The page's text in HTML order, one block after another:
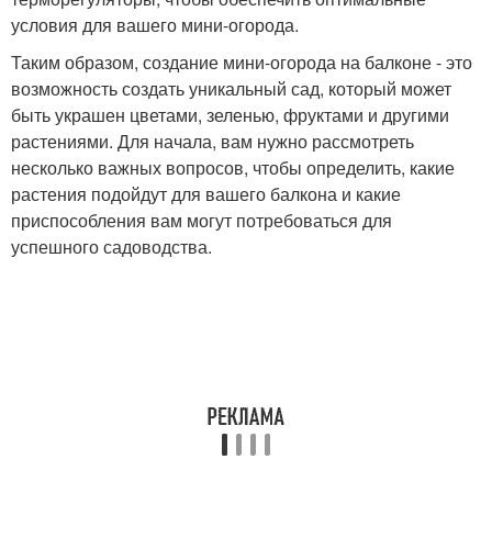
условия для вашего мини-огорода.
Таким образом, создание мини-огорода на балконе - это
возможность создать уникальный сад, который может
быть украшен цветами, зеленью, фруктами и другими
растениями. Для начала, вам нужно рассмотреть
несколько важных вопросов, чтобы определить, какие
растения подойдут для вашего балкона и какие
приспособления вам могут потребоваться для
успешного садоводства.